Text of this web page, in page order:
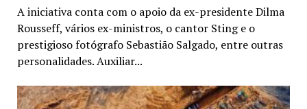
A iniciativa conta com o apoio da ex-presidente Dilma
Rousseff, vários ex-ministros, o cantor Sting e o
prestigioso fotógrafo Sebastião Salgado, entre outras
personalidades. Auxiliar...